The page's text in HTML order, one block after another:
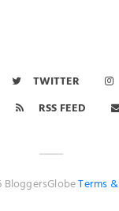
TWITTER
RSS FEED
BloggersGlobeTerms &